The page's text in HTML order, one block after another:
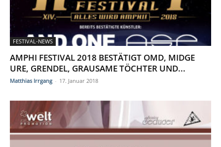
FESTIVAL-NEWS
AMPHI FESTIVAL 2018 BESTÄTIGT OMD, MIDGE
URE, GRENDEL, GRAUSAME TÖCHTER UND...
Matthias Irrgang - 17. Januar 2018